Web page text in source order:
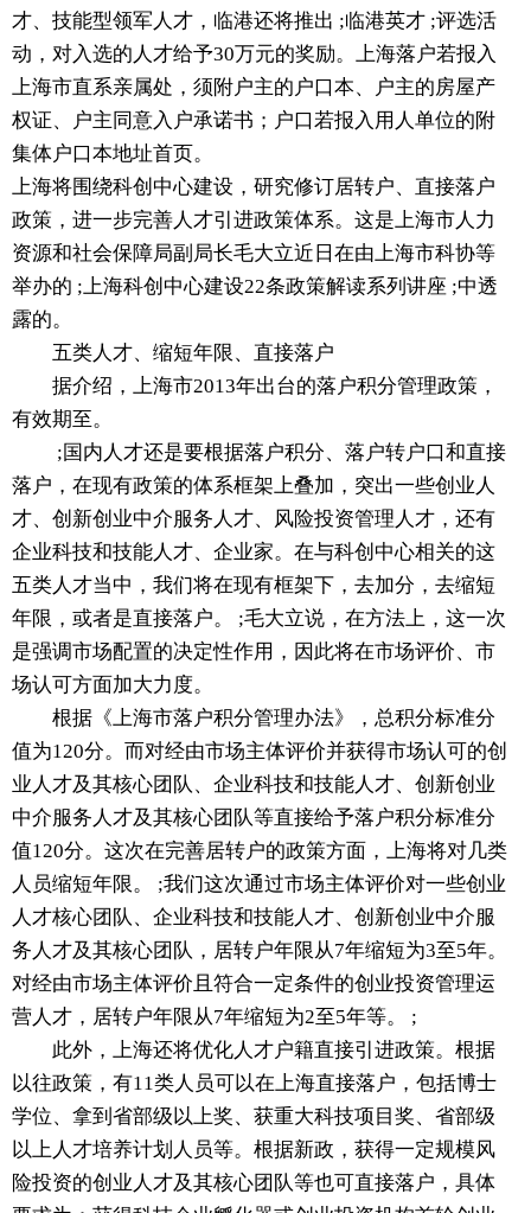
才、技能型领军人才，临港还将推出 ;临港英才 ;评选活
动，对入选的人才给予30万元的奖励。上海落户若报入
上海市直系亲属处，须附户主的户口本、户主的房屋产
权证、户主同意入户承诺书；户口若报入用人单位的附
集体户口本地址首页。
上海将围绕科创中心建设，研究修订居转户、直接落户
政策，进一步完善人才引进政策体系。这是上海市人力
资源和社会保障局副局长毛大立近日在由上海市科协等
举办的 ;上海科创中心建设22条政策解读系列讲座 ;中透
露的。
五类人才、缩短年限、直接落户
据介绍，上海市2013年出台的落户积分管理政策，
有效期至。
;国内人才还是要根据落户积分、落户转户口和直接
落户，在现有政策的体系框架上叠加，突出一些创业人
才、创新创业中介服务人才、风险投资管理人才，还有
企业科技和技能人才、企业家。在与科创中心相关的这
五类人才当中，我们将在现有框架下，去加分，去缩短
年限，或者是直接落户。 ;毛大立说，在方法上，这一次
是强调市场配置的决定性作用，因此将在市场评价、市
场认可方面加大力度。
根据《上海市落户积分管理办法》，总积分标准分
值为120分。而对经由市场主体评价并获得市场认可的创
业人才及其核心团队、企业科技和技能人才、创新创业
中介服务人才及其核心团队等直接给予落户积分标准分
值120分。这次在完善居转户的政策方面，上海将对几类
人员缩短年限。 ;我们这次通过市场主体评价对一些创业
人才核心团队、企业科技和技能人才、创新创业中介服
务人才及其核心团队，居转户年限从7年缩短为3至5年。
对经由市场主体评价且符合一定条件的创业投资管理运
营人才，居转户年限从7年缩短为2至5年等。 ;
此外，上海还将优化人才户籍直接引进政策。根据
以往政策，有11类人员可以在上海直接落户，包括博士
学位、拿到省部级以上奖、获重大科技项目奖、省部级
以上人才培养计划人员等。根据新政，获得一定规模风
险投资的创业人才及其核心团队等也可直接落户，具体